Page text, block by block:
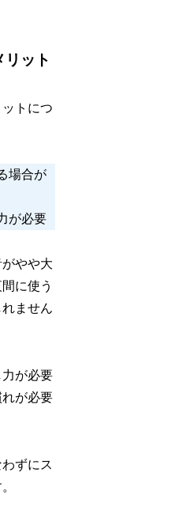
リット
トにつ
場合が
が必要
やや大
に使う
ません
が必要
が必要
ずにス